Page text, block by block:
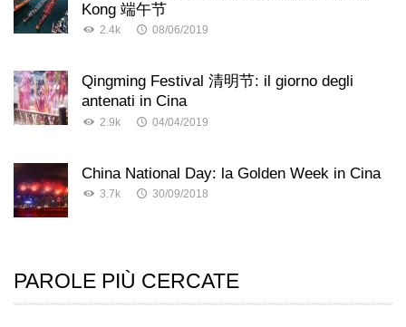
Kong 端午节
2.4k 08/06/2019
Qingming Festival 清明节: il giorno degli
antenati in Cina
2.9k 04/04/2019
China National Day: la Golden Week in Cina
3.7k 30/09/2018
PAROLE PIÙ CERCATE